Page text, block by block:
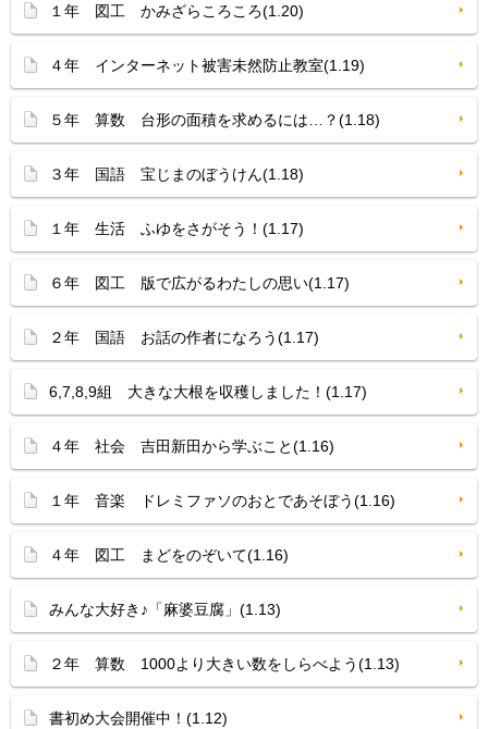
１年 図工 かみざらころころ(1.20)
４年 インターネット被害未然防止教室(1.19)
５年 算数 台形の面積を求めるには…？(1.18)
３年 国語 宝じまのぼうけん(1.18)
１年 生活 ふゆをさがそう！(1.17)
６年 図工 版で広がるわたしの思い(1.17)
２年 国語 お話の作者になろう(1.17)
6,7,8,9組 大きな大根を収穫しました！(1.17)
４年 社会 吉田新田から学ぶこと(1.16)
１年 音楽 ドレミファソのおとであそぼう(1.16)
４年 図工 まどをのぞいて(1.16)
みんな大好き♪「麻婆豆腐」(1.13)
２年 算数 1000より大きい数をしらべよう(1.13)
書初め大会開催中！(1.12)